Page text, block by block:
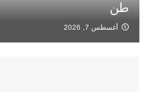
طن
أغسطس 7, 2026